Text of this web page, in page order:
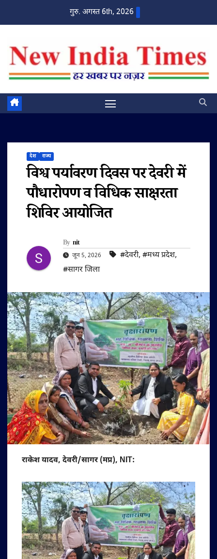
गुरु. अगस्त 6th, 2026
देश राज्य
विश्व पर्यावरण दिवस पर देवरी में
पौधारोपण व विधिक साक्षरता
शिविर आयोजित
By nit
जून 5, 2026 #देवरी, #मध्य प्रदेश,
#सागर जिला
राकेश यादव, देवरी/सागर (मप्र), NIT: